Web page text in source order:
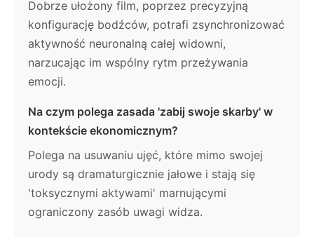
Dobrze ułożony film, poprzez precyzyjną
konfigurację bodźców, potrafi zsynchronizować
aktywność neuronalną całej widowni,
narzucając im wspólny rytm przeżywania
emocji.
Na czym polega zasada 'zabij swoje skarby' w
kontekście ekonomicznym?
Polega na usuwaniu ujęć, które mimo swojej
urody są dramaturgicznie jałowe i stają się
'toksycznymi aktywami' marnującymi
ograniczony zasób uwagi widza.